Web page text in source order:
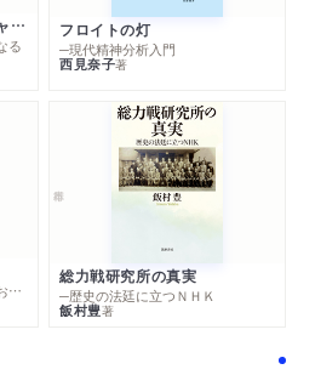
改訂版 金持ち父さんのキャッシュフロー・クワドラント
る
フロイトの灯
─現代精神分析入門
西見奈子著
─スピーキングのためのやりなおし英文法スーパードリル
総力戦研究所の真実
─歴史の法廷に立つＮＨＫ
飯村豊著